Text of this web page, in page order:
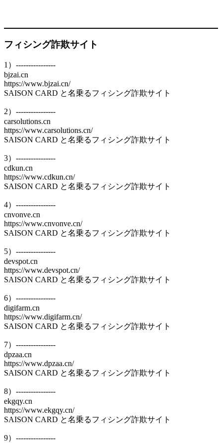
フィシング詐欺サイト
1）----------------
bjzai.cn
https://www.bjzai.cn/
SAISON CARD と名乗るフィシング詐欺サイト
2）----------------
carsolutions.cn
https://www.carsolutions.cn/
SAISON CARD と名乗るフィシング詐欺サイト
3）----------------
cdkun.cn
https://www.cdkun.cn/
SAISON CARD と名乗るフィシング詐欺サイト
4）----------------
cnvonve.cn
https://www.cnvonve.cn/
SAISON CARD と名乗るフィシング詐欺サイト
5）----------------
devspot.cn
https://www.devspot.cn/
SAISON CARD と名乗るフィシング詐欺サイト
6）----------------
digifarm.cn
https://www.digifarm.cn/
SAISON CARD と名乗るフィシング詐欺サイト
7）----------------
dpzaa.cn
https://www.dpzaa.cn/
SAISON CARD と名乗るフィシング詐欺サイト
8）----------------
ekgqy.cn
https://www.ekgqy.cn/
SAISON CARD と名乗るフィシング詐欺サイト
9）----------------